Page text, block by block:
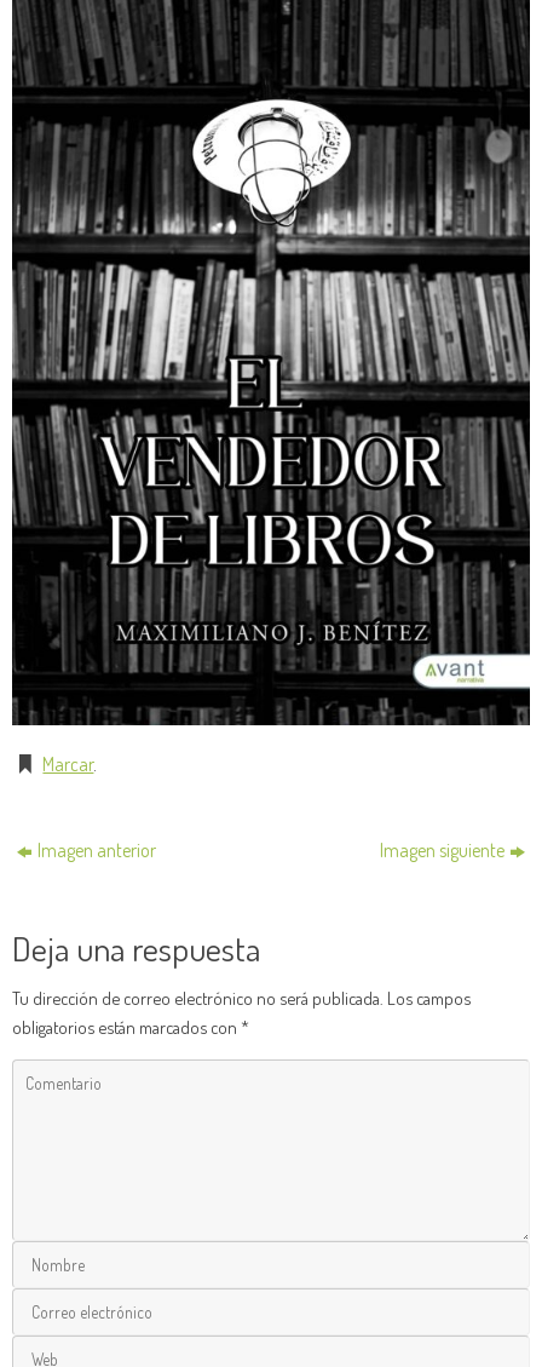
Marcar.
Imagen anterior Imagen siguiente
Deja una respuesta
Tu dirección de correo electrónico no será publicada. Los campos
obligatorios están marcados con *